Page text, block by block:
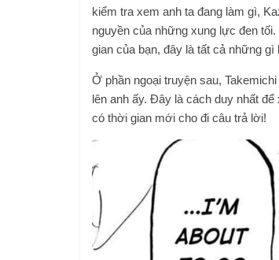
kiểm tra xem anh ta đang làm gì,
nguyền của những xung lực đen
gian của bạn, đây là tất cả những
Ở phần ngoại truyện sau,
lên anh ấy. Đây là cách duy nhất
có thời gian mới cho đi câu trả lời!